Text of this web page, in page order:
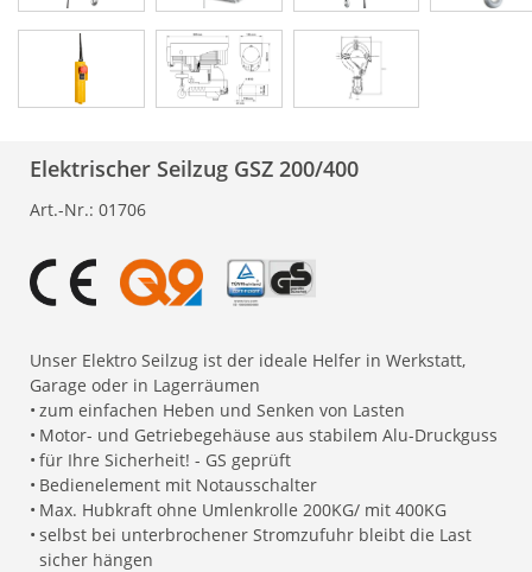
Elektrischer Seilzug GSZ 200/400
Art.-Nr.: 01706
Unser Elektro Seilzug ist der ideale Helfer in Werkstatt,
Garage oder in Lagerräumen
• zum einfachen Heben und Senken von Lasten
• Motor- und Getriebegehäuse aus stabilem Alu-Druckguss
• für Ihre Sicherheit! - GS geprüft
• Bedienelement mit Notausschalter
• Max. Hubkraft ohne Umlenkrolle 200KG/ mit 400KG
• selbst bei unterbrochener Stromzufuhr bleibt die Last
sicher hängen